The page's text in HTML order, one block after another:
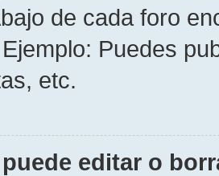
de cada foro
Puedes
etc.
editar o